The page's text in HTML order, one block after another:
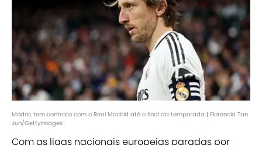
Modric tem contrato com o Real Madrid até o final da temporada | Florencia Tan
Jun/GettyImages
Com as ligas nacionais europeias paradas por